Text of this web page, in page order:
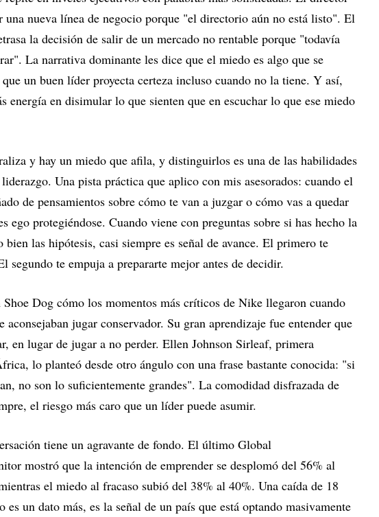
una nueva línea de negocio porque "el directorio aún no está listo". El
la decisión de salir de un mercado no rentable porque "todavía
La narrativa dominante les dice que el miedo es algo que se
un buen líder proyecta certeza incluso cuando no la tiene. Y así,
energía en disimular lo que sienten que en escuchar lo que ese miedo
y hay un miedo que afila, y distinguirlos es una de las habilidades
Una pista práctica que aplico con mis asesorados: cuando el
de pensamientos sobre cómo te van a juzgar o cómo vas a quedar
ego protegiéndose. Cuando viene con preguntas sobre si has hecho la
bien las hipótesis, casi siempre es señal de avance. El primero te
segundo te empuja a prepararte mejor antes de decidir.
Dog cómo los momentos más críticos de Nike llegaron cuando
aconsejaban jugar conservador. Su gran aprendizaje fue entender que
en lugar de jugar a no perder. Ellen Johnson Sirleaf, primera
lo planteó desde otro ángulo con una frase bastante conocida: "si
no son lo suficientemente grandes". La comodidad disfrazada de
el riesgo más caro que un líder puede asumir.
tiene un agravante de fondo. El último Global
mostró que la intención de emprender se desplomó del 56% al
el miedo al fracaso subió del 38% al 40%. Una caída de 18
es un dato más, es la señal de un país que está optando masivamente